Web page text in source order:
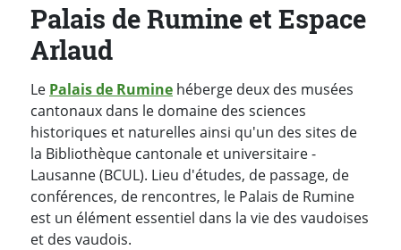
Palais de Rumine et Espace
Arlaud
Le Palais de Rumine héberge deux des musées
cantonaux dans le domaine des sciences
historiques et naturelles ainsi qu'un des sites de
la Bibliothèque cantonale et universitaire -
Lausanne (BCUL). Lieu d'études, de passage, de
conférences, de rencontres, le Palais de Rumine
est un élément essentiel dans la vie des vaudoises
et des vaudois.